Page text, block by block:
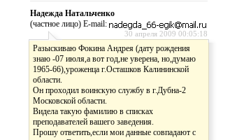
Надежда Натальченко
(частное лицо) E-mail:
30 апреля 2009 00:05:18
Разыскиваю Фокина Андрея (дату рождения
знаю -07 июля,а вот год,не уверена, но,думаю
1965-66),уроженца г.Осташков Калининской
области.
Он проходил воинскую службу в г.Дубна-2
Московской области.
Видела такую фамилию в списках
преподавателей вашего заведения.
Прошу ответить,если мои данные совпадают с